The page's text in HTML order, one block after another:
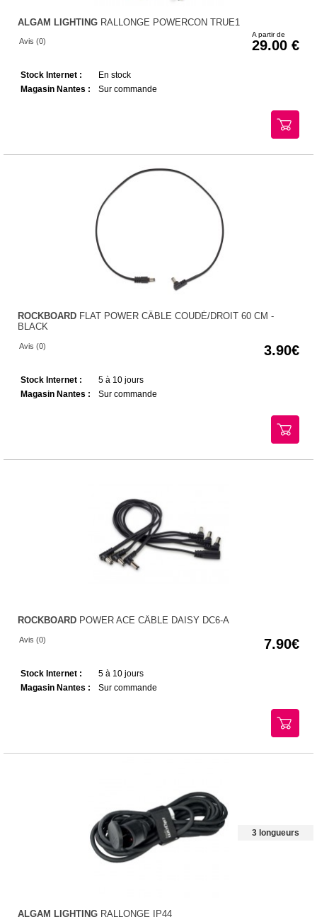
ALGAM LIGHTING RALLONGE POWERCON TRUE1
Avis (0)
A partir de
29.00
Stock Internet :
En stock
Magasin Nantes :
Sur commande
ROCKBOARD FLAT POWER CÂBLE COUDÉ/DROIT 60 CM -
BLACK
Avis (0) 3.90
Stock Internet :
5 à 10 jours
Magasin Nantes :
Sur commande
ROCKBOARD POWER ACE CÂBLE DAISY DC6-A
Avis (0) 7.90
Stock Internet :
5 à 10 jours
Magasin Nantes :
Sur commande
3 longueurs
ALGAM LIGHTING RALLONGE IP44